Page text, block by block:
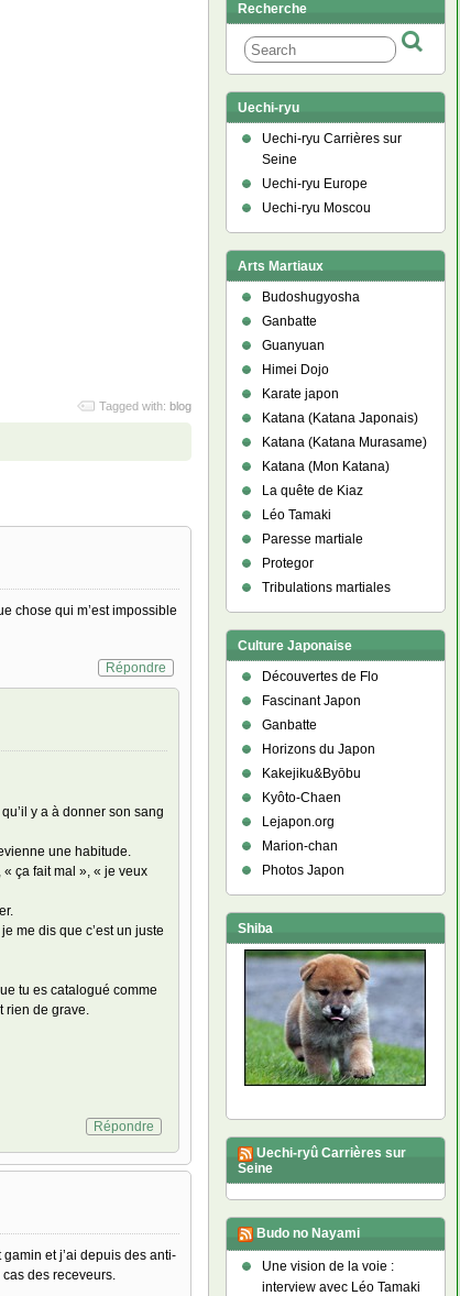
Tagged with: blog
chose qui m’est impossible
Répondre
y a à donner son sang
une habitude.
ça fait mal », « je veux
me dis que c’est un juste
tu es catalogué comme
rien de grave.
Répondre
et j’ai depuis des anti-
des receveurs.
Recherche
Uechi-ryu
Uechi-ryu Carrières sur
Seine
Uechi-ryu Europe
Uechi-ryu Moscou
Arts Martiaux
Budoshugyosha
Ganbatte
Guanyuan
Himei Dojo
Karate japon
Katana (Katana Japonais)
Katana (Katana Murasame)
Katana (Mon Katana)
La quête de Kiaz
Léo Tamaki
Paresse martiale
Protegor
Tribulations martiales
Culture Japonaise
Découvertes de Flo
Fascinant Japon
Ganbatte
Horizons du Japon
Kakejiku&Byōbu
Kyôto-Chaen
Lejapon.org
Marion-chan
Photos Japon
Shiba
Uechi-ryû Carrières sur
Seine
Budo no Nayami
Une vision de la voie :
interview avec Léo Tamaki